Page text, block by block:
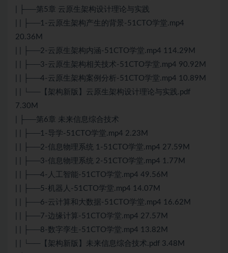
| ├──第5章 云原生 架构设计理论与实践
| | ├──1- 云原生 架构产生的背景-51CTO学堂.mp4
20.36M
| | ├──2- 云原生 架构内涵-51CTO学堂.mp4 114.29M
| | ├──3-云原生架构相关技术-51CTO学堂.mp4 90.92M
| | ├──4-云原生架构案例分析-51CTO学堂.mp4 10.89M
| | └──【架构新版】云原生架构设计理论与实践.pdf
7.30M
| ├──第6章 未来信息综合技术
| | ├──1-导学-51CTO学堂.mp4 2.23M
| | ├──2-信息物理系统 1-51CTO学堂.mp4 27.59M
| | ├──3-信息物理系统 2-51CTO学堂.mp4 1.77M
| | ├──4-人工智能-51CTO学堂.mp4 49.56M
| | ├──5-机器人-51CTO学堂.mp4 14.07M
| | ├──6- 云计算和 大数据-51CTO学堂.mp4 16.62M
| | ├──7-边缘计算-51CTO学堂.mp4 27.57M
| | ├──8-数字孪生-51CTO学堂.mp4 13.82M
| | └──【架构新版】未来信息综合技术.pdf 3.48M